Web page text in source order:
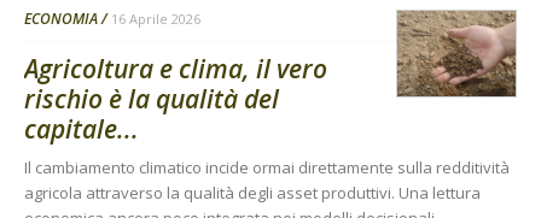
ECONOMIA 16 Aprile 2026
Agricoltura e clima, il vero
rischio è la qualità del
capitale...
Il cambiamento climatico incide ormai direttamente sulla redditività
agricola attraverso la qualità degli asset produttivi. Una lettura